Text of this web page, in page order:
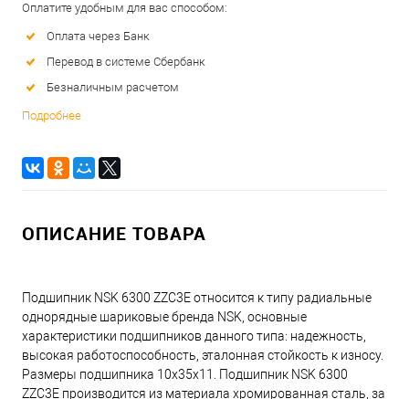
Оплатите удобным для вас способом:
Оплата через Банк
Перевод в системе Сбербанк
Безналичным расчетом
Подробнее
ОПИСАНИЕ ТОВАРА
Подшипник NSK 6300 ZZC3E относится к типу радиальные
однорядные шариковые бренда NSK, основные
характеристики подшипников данного типа: надежность,
высокая работоспособность, эталонная стойкость к износу.
Размеры подшипника 10x35x11. Подшипник NSK 6300
ZZC3E производится из материала хромированная сталь, за